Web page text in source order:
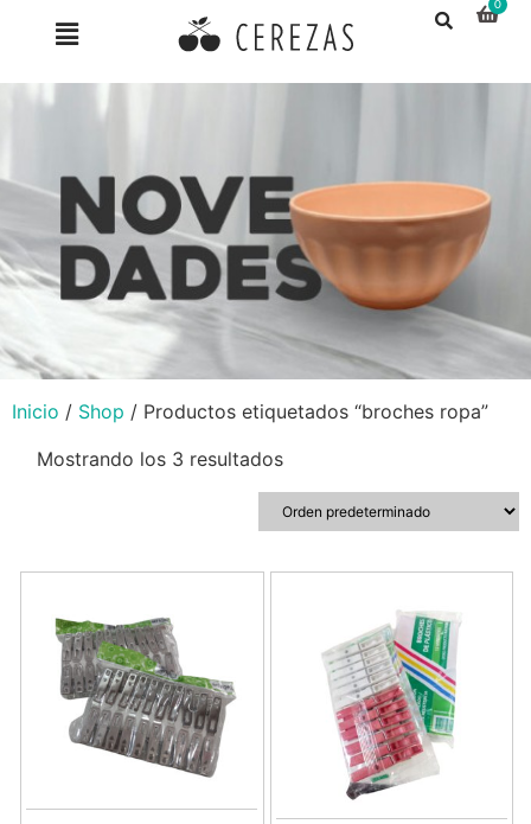
Inicio / Shop / Productos etiquetados “broches ropa”
Mostrando los 3 resultados